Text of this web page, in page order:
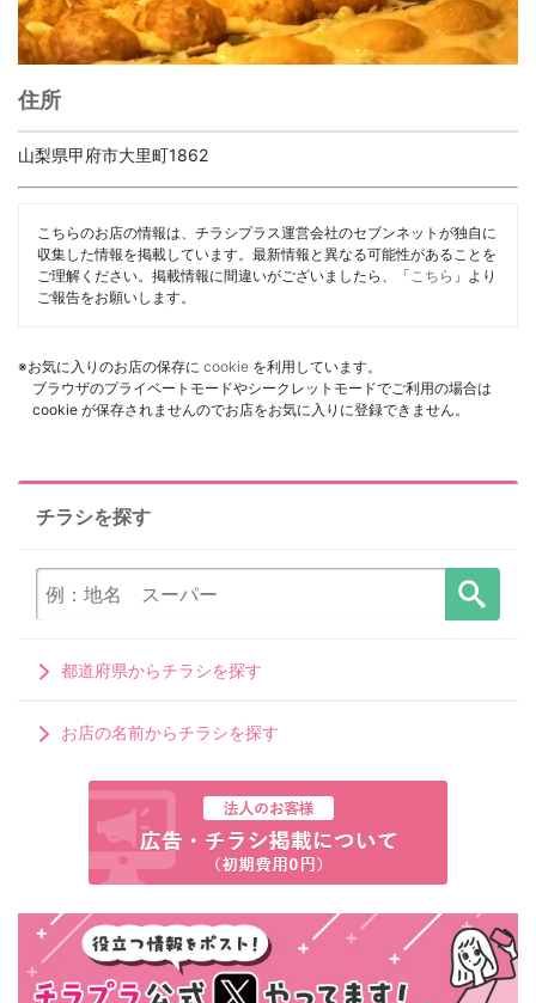
住所
山梨県甲府市大里町1862
こちらのお店の情報は、チラシプラス運営会社のセブンネットが独自に
収集した情報を掲載しています。最新情報と異なる可能性があることを
ご理解ください。掲載情報に間違いがございましたら、「 こちら 」より
ご報告をお願いします。
※お気に入りのお店の保存に cookie を利用しています。
ブラウザのプライベートモードやシークレットモードでご利用の場合は
cookie が保存されませんのでお店をお気に入りに登録できません。
チラシを探す
都道府県からチラシを探す
お店の名前からチラシを探す